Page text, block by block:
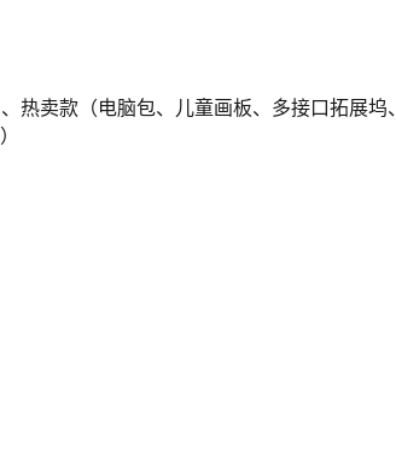
卖款（电脑包、儿童画板、多接口拓展坞、